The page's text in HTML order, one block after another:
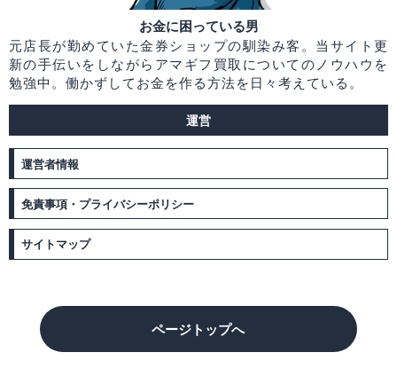
お金に困っている男
元店長が勤めていた金券ショップの馴染み客。当サイト更
新の手伝いをしながらアマギフ買取についてのノウハウを
勉強中。働かずしてお金を作る方法を日々考えている。
運営
運営者情報
免責事項・プライバシーポリシー
サイトマップ
ページトップへ